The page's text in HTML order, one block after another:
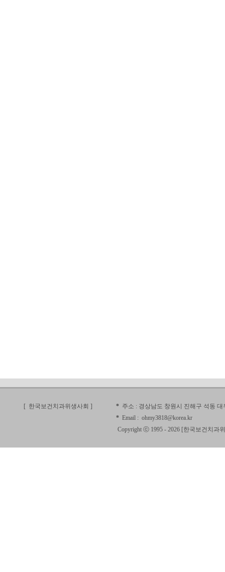
[ 한국보건치과위생사회 ] * 주소 : 경상남도 창원시 진해구 석동 대
* Email : ohmy3818@korea.kr
Copyright ⓒ 1995 - 2026 [한국보건치과